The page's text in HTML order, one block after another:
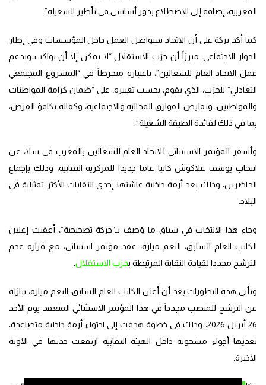
المغربية، إضافة إلى الاضطلاع بدور أساسي في تأطير الشغيلة”.
كما أكد بركة على أن الاتحاد سيواصل العمل داخل المؤسسات وفي إطار
الحوار الاجتماعي، مبرزاً أن حزب الاستقلال “لا يمكن إلا أن يواكب ويدعم
عمل الاتحاد العام للشغالين”، باعتباره منخرطاً في “المشروع المجتمعي
التعادلي” للحزب، الذي يقوم، بحسب تعبيره، على “ضمان كرامة المواطنات
والمواطنين، وتقليص الفوارق المجالية والاجتماعية، وكفالة تكافؤ الفرص،
بما في ذلك لفائدة الطبقة الشغيلة”.
وأسفر المؤتمر الاستثنائي للاتحاد العام للشغالين بالمغرب في سلا، عن
انتخاب يوسف علاكوش كاتبا عاما جديدا للمركزية النقابية، وذلك بإجماع
الحاضرين، وذلك بعد أزمة داخلية عاشتها إحدى النقابات الأكثر تمثيلية في
البلاد.
وجاء هذا الانتخاب في سياق ما وُصف بـ“حركة تصحيحية”، أعقبت إعلان
الكاتب العام السابق، النعم ميارة، عقد مؤتمر استثنائي، مع قراره عدم
الترشح مجددا لقيادة النقابة المرتبطة بحزب الاستقلال
وتأتي هذه التطورات بعد أن أعلن الكاتب العام السابق، النعم ميارة، تنازله
عن الترشح للمنصب مجدداً في هذا المؤتمر الاستثنائي المنعقد يوم الأحد
26 أبريل 2026، وذلك في خطوة هدفت إلى احتواء أزمة داخلية متصاعدة،
تغذيها أجواء مشحونة داخل الهيئة النقابية ارتفعت حدتها في الآونة
الأخيرة.